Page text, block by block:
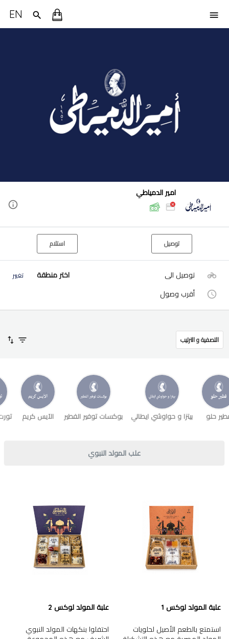
EN
امير الدمياطي
توصيل استلام
توصيل الى اختر منطقة تغيير
أقرب وصول
التصفية و الترتيب
حلو بيتزا و حواوشي ايطالي بوكسات توفير الفطير الآيس كريم
علب المولد النبوي
علبة المولد لوكس 1
استمتع بالطعم الأصيل لحلويات
علبة المولد لوكس 2
احتفلوا بنكهات المولد النبوي